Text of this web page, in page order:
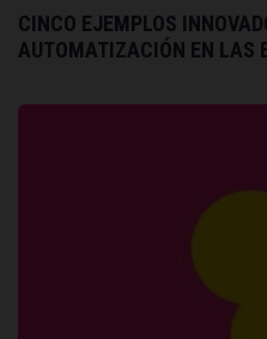
CINCO EJEMPLOS
AUTOMATIZACIÓN EN LAS